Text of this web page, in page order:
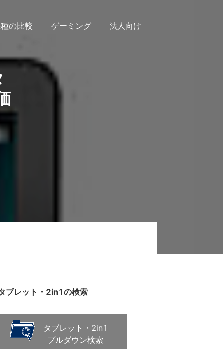
の比較 ゲーミング 法人向け
ブレット・2in1の検索
タブレット・2in1
プルダウン検索